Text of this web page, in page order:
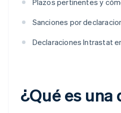
Sanciones por
Declaraciones Intrastat
¿Qué es